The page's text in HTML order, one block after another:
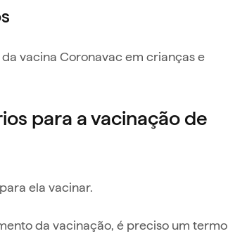
vacina Coronavac em crianças e
para a vacinação de
ela vacinar.
da vacinação, é preciso um termo